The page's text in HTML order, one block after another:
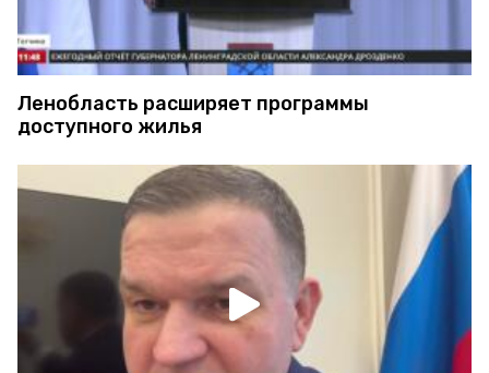
Ленобласть расширяет программы
доступного жилья